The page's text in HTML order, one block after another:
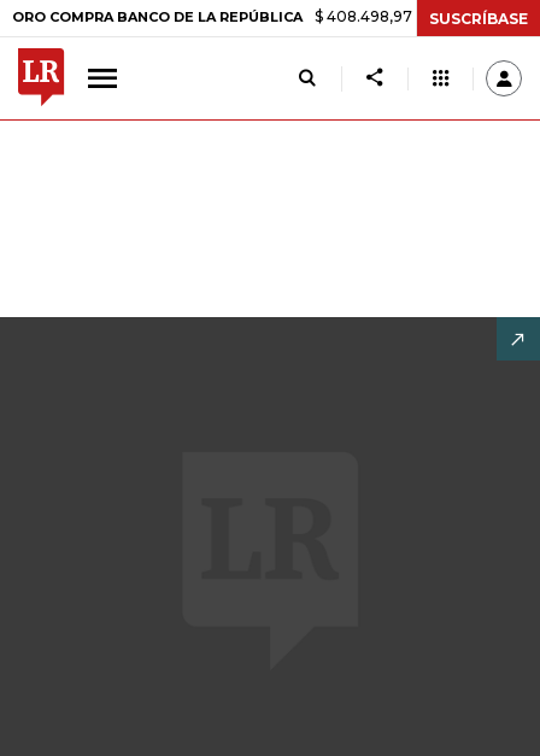
BANCO DE LA REPÚBLICA $ 408.498,97 +$ 8.753,81 +2,19%
SUSCRÍBASE